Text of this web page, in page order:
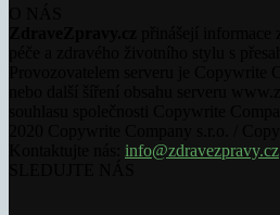
info@zdravezpravy.cz